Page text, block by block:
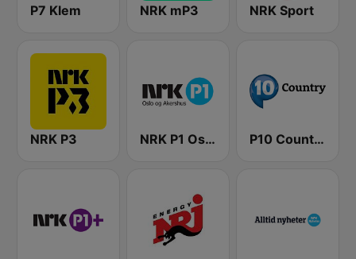
P7 Klem NRK mP3 NRK Sport
NRK P3 NRK P1 Oslo og Akershus P10 Country